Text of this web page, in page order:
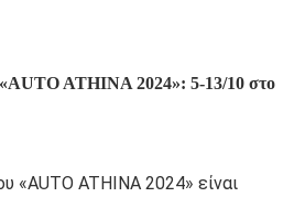
ATHINA 2024»: 5-13/10 στο
«AUTO ATHINA 2024» είναι